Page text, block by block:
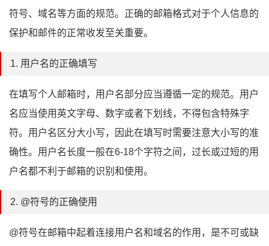
符号、域名等方面的规范。正确的邮箱格式对于个人信息的
保护和邮件的正常收发至关重要。
1. 用户名的正确填写
在填写个人邮箱时，用户名部分应当遵循一定的规范。用户
名应当使用英文字母、数字或者下划线，不得包含特殊字
符。用户名区分大小写，因此在填写时需要注意大小写的准
确性。用户名长度一般在6-18个字符之间，过长或过短的用
户名都不利于邮箱的识别和使用。
2. @符号的正确使用
@符号在邮箱中起着连接用户名和域名的作用，是不可或缺